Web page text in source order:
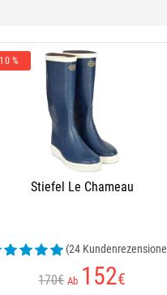
%
Stiefel Le Chameau
(24
170€ Ab 152€